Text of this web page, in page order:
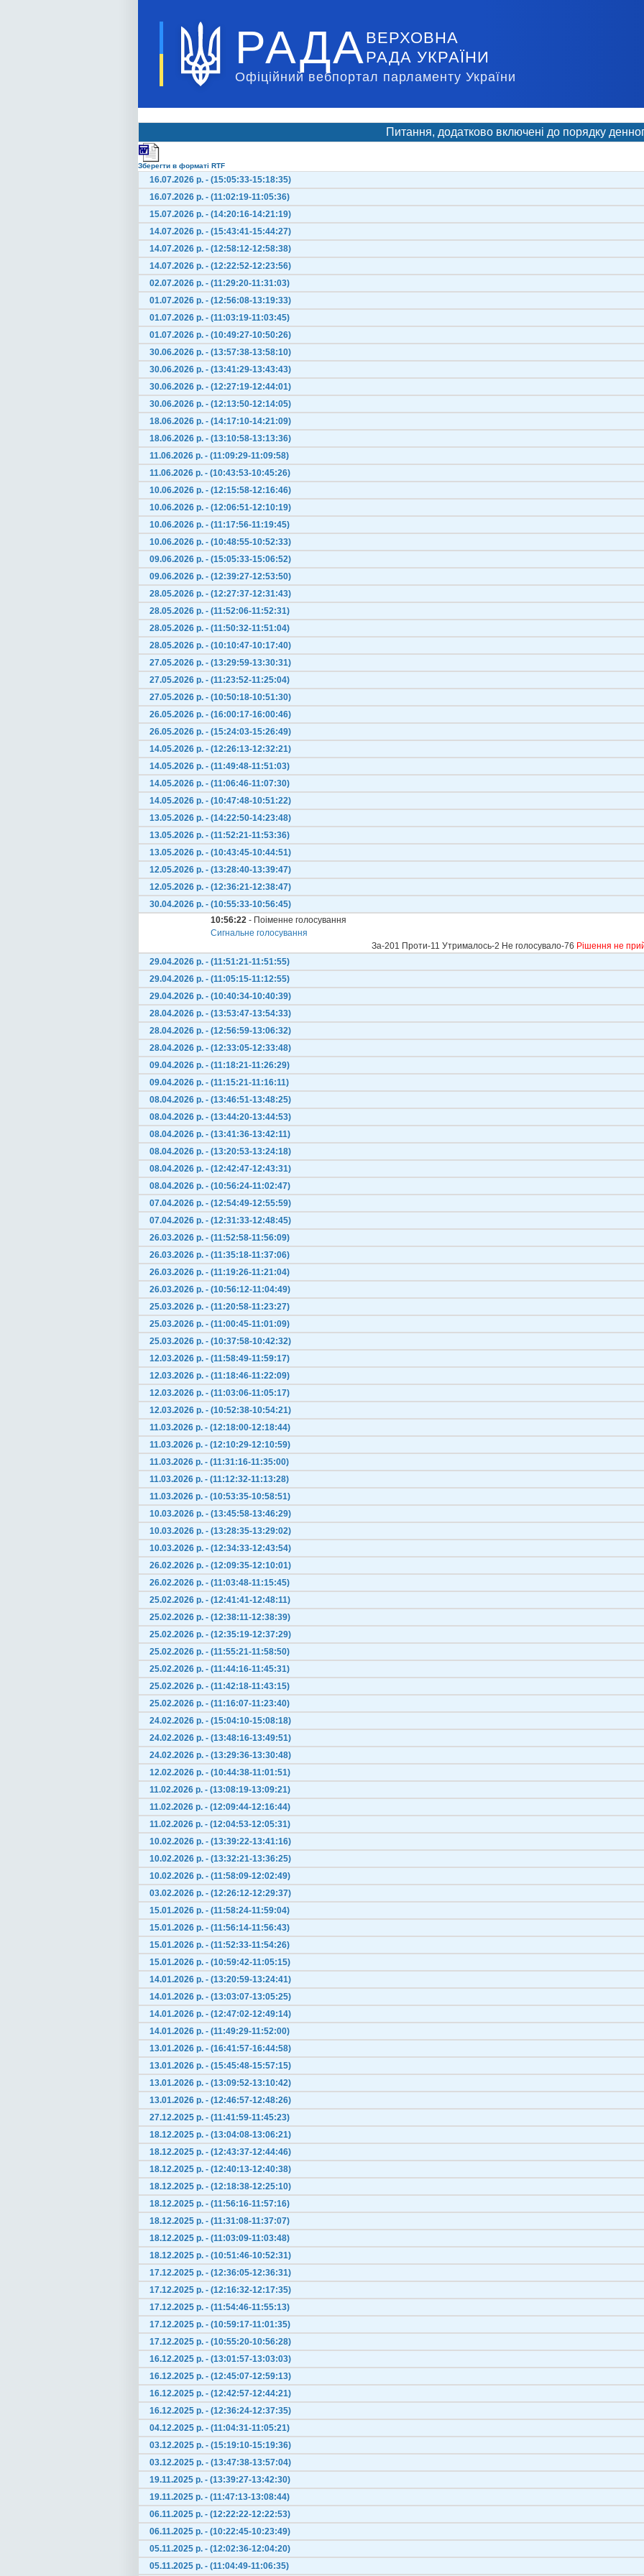
РАДА ВЕРХОВНА
РАДА УКРАЇНИ
Офіційний вебпортал парламенту України
Питання, додатково включені до порядку
Зберегти в форматі RTF
16.07.2026 р. - (15:05:33-15:18:35)
16.07.2026 р. - (11:02:19-11:05:36)
15.07.2026 р. - (14:20:16-14:21:19)
14.07.2026 р. - (15:43:41-15:44:27)
14.07.2026 р. - (12:58:12-12:58:38)
14.07.2026 р. - (12:22:52-12:23:56)
02.07.2026 р. - (11:29:20-11:31:03)
01.07.2026 р. - (12:56:08-13:19:33)
01.07.2026 р. - (11:03:19-11:03:45)
01.07.2026 р. - (10:49:27-10:50:26)
30.06.2026 р. - (13:57:38-13:58:10)
30.06.2026 р. - (13:41:29-13:43:43)
30.06.2026 р. - (12:27:19-12:44:01)
30.06.2026 р. - (12:13:50-12:14:05)
18.06.2026 р. - (14:17:10-14:21:09)
18.06.2026 р. - (13:10:58-13:13:36)
11.06.2026 р. - (11:09:29-11:09:58)
11.06.2026 р. - (10:43:53-10:45:26)
10.06.2026 р. - (12:15:58-12:16:46)
10.06.2026 р. - (12:06:51-12:10:19)
10.06.2026 р. - (11:17:56-11:19:45)
10.06.2026 р. - (10:48:55-10:52:33)
09.06.2026 р. - (15:05:33-15:06:52)
09.06.2026 р. - (12:39:27-12:53:50)
28.05.2026 р. - (12:27:37-12:31:43)
28.05.2026 р. - (11:52:06-11:52:31)
28.05.2026 р. - (11:50:32-11:51:04)
28.05.2026 р. - (10:10:47-10:17:40)
27.05.2026 р. - (13:29:59-13:30:31)
27.05.2026 р. - (11:23:52-11:25:04)
27.05.2026 р. - (10:50:18-10:51:30)
26.05.2026 р. - (16:00:17-16:00:46)
26.05.2026 р. - (15:24:03-15:26:49)
14.05.2026 р. - (12:26:13-12:32:21)
14.05.2026 р. - (11:49:48-11:51:03)
14.05.2026 р. - (11:06:46-11:07:30)
14.05.2026 р. - (10:47:48-10:51:22)
13.05.2026 р. - (14:22:50-14:23:48)
13.05.2026 р. - (11:52:21-11:53:36)
13.05.2026 р. - (10:43:45-10:44:51)
12.05.2026 р. - (13:28:40-13:39:47)
12.05.2026 р. - (12:36:21-12:38:47)
30.04.2026 р. - (10:55:33-10:56:45)
10:56:22 - Поіменне голосування
Сигнальне голосування
За-201 Проти-11 Утрималось-2 Не голосувало-76 Рішення не
29.04.2026 р. - (11:51:21-11:51:55)
29.04.2026 р. - (11:05:15-11:12:55)
29.04.2026 р. - (10:40:34-10:40:39)
28.04.2026 р. - (13:53:47-13:54:33)
28.04.2026 р. - (12:56:59-13:06:32)
28.04.2026 р. - (12:33:05-12:33:48)
09.04.2026 р. - (11:18:21-11:26:29)
09.04.2026 р. - (11:15:21-11:16:11)
08.04.2026 р. - (13:46:51-13:48:25)
08.04.2026 р. - (13:44:20-13:44:53)
08.04.2026 р. - (13:41:36-13:42:11)
08.04.2026 р. - (13:20:53-13:24:18)
08.04.2026 р. - (12:42:47-12:43:31)
08.04.2026 р. - (10:56:24-11:02:47)
07.04.2026 р. - (12:54:49-12:55:59)
07.04.2026 р. - (12:31:33-12:48:45)
26.03.2026 р. - (11:52:58-11:56:09)
26.03.2026 р. - (11:35:18-11:37:06)
26.03.2026 р. - (11:19:26-11:21:04)
26.03.2026 р. - (10:56:12-11:04:49)
25.03.2026 р. - (11:20:58-11:23:27)
25.03.2026 р. - (11:00:45-11:01:09)
25.03.2026 р. - (10:37:58-10:42:32)
12.03.2026 р. - (11:58:49-11:59:17)
12.03.2026 р. - (11:18:46-11:22:09)
12.03.2026 р. - (11:03:06-11:05:17)
12.03.2026 р. - (10:52:38-10:54:21)
11.03.2026 р. - (12:18:00-12:18:44)
11.03.2026 р. - (12:10:29-12:10:59)
11.03.2026 р. - (11:31:16-11:35:00)
11.03.2026 р. - (11:12:32-11:13:28)
11.03.2026 р. - (10:53:35-10:58:51)
10.03.2026 р. - (13:45:58-13:46:29)
10.03.2026 р. - (13:28:35-13:29:02)
10.03.2026 р. - (12:34:33-12:43:54)
26.02.2026 р. - (12:09:35-12:10:01)
26.02.2026 р. - (11:03:48-11:15:45)
25.02.2026 р. - (12:41:41-12:48:11)
25.02.2026 р. - (12:38:11-12:38:39)
25.02.2026 р. - (12:35:19-12:37:29)
25.02.2026 р. - (11:55:21-11:58:50)
25.02.2026 р. - (11:44:16-11:45:31)
25.02.2026 р. - (11:42:18-11:43:15)
25.02.2026 р. - (11:16:07-11:23:40)
24.02.2026 р. - (15:04:10-15:08:18)
24.02.2026 р. - (13:48:16-13:49:51)
24.02.2026 р. - (13:29:36-13:30:48)
12.02.2026 р. - (10:44:38-11:01:51)
11.02.2026 р. - (13:08:19-13:09:21)
11.02.2026 р. - (12:09:44-12:16:44)
11.02.2026 р. - (12:04:53-12:05:31)
10.02.2026 р. - (13:39:22-13:41:16)
10.02.2026 р. - (13:32:21-13:36:25)
10.02.2026 р. - (11:58:09-12:02:49)
03.02.2026 р. - (12:26:12-12:29:37)
15.01.2026 р. - (11:58:24-11:59:04)
15.01.2026 р. - (11:56:14-11:56:43)
15.01.2026 р. - (11:52:33-11:54:26)
15.01.2026 р. - (10:59:42-11:05:15)
14.01.2026 р. - (13:20:59-13:24:41)
14.01.2026 р. - (13:03:07-13:05:25)
14.01.2026 р. - (12:47:02-12:49:14)
14.01.2026 р. - (11:49:29-11:52:00)
13.01.2026 р. - (16:41:57-16:44:58)
13.01.2026 р. - (15:45:48-15:57:15)
13.01.2026 р. - (13:09:52-13:10:42)
13.01.2026 р. - (12:46:57-12:48:26)
27.12.2025 р. - (11:41:59-11:45:23)
18.12.2025 р. - (13:04:08-13:06:21)
18.12.2025 р. - (12:43:37-12:44:46)
18.12.2025 р. - (12:40:13-12:40:38)
18.12.2025 р. - (12:18:38-12:25:10)
18.12.2025 р. - (11:56:16-11:57:16)
18.12.2025 р. - (11:31:08-11:37:07)
18.12.2025 р. - (11:03:09-11:03:48)
18.12.2025 р. - (10:51:46-10:52:31)
17.12.2025 р. - (12:36:05-12:36:31)
17.12.2025 р. - (12:16:32-12:17:35)
17.12.2025 р. - (11:54:46-11:55:13)
17.12.2025 р. - (10:59:17-11:01:35)
17.12.2025 р. - (10:55:20-10:56:28)
16.12.2025 р. - (13:01:57-13:03:03)
16.12.2025 р. - (12:45:07-12:59:13)
16.12.2025 р. - (12:42:57-12:44:21)
16.12.2025 р. - (12:36:24-12:37:35)
04.12.2025 р. - (11:04:31-11:05:21)
03.12.2025 р. - (15:19:10-15:19:36)
03.12.2025 р. - (13:47:38-13:57:04)
19.11.2025 р. - (13:39:27-13:42:30)
19.11.2025 р. - (11:47:13-13:08:44)
06.11.2025 р. - (12:22:22-12:22:53)
06.11.2025 р. - (10:22:45-10:23:49)
05.11.2025 р. - (12:02:36-12:04:20)
05.11.2025 р. - (11:04:49-11:06:35)